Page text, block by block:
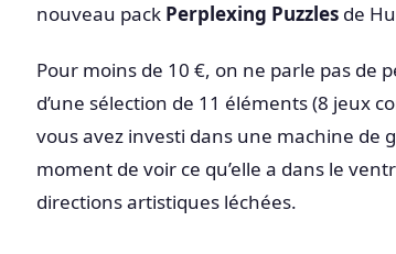
nouveau pack Perplexing Puzzles de
Pour moins de 10 €, on ne parle pas de
d’une sélection de 11 éléments (8 jeux
vous avez investi dans une machine de
moment de voir ce qu’elle a dans le
directions artistiques léchées.